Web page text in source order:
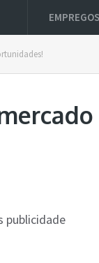
EMPREGOS
publicidade